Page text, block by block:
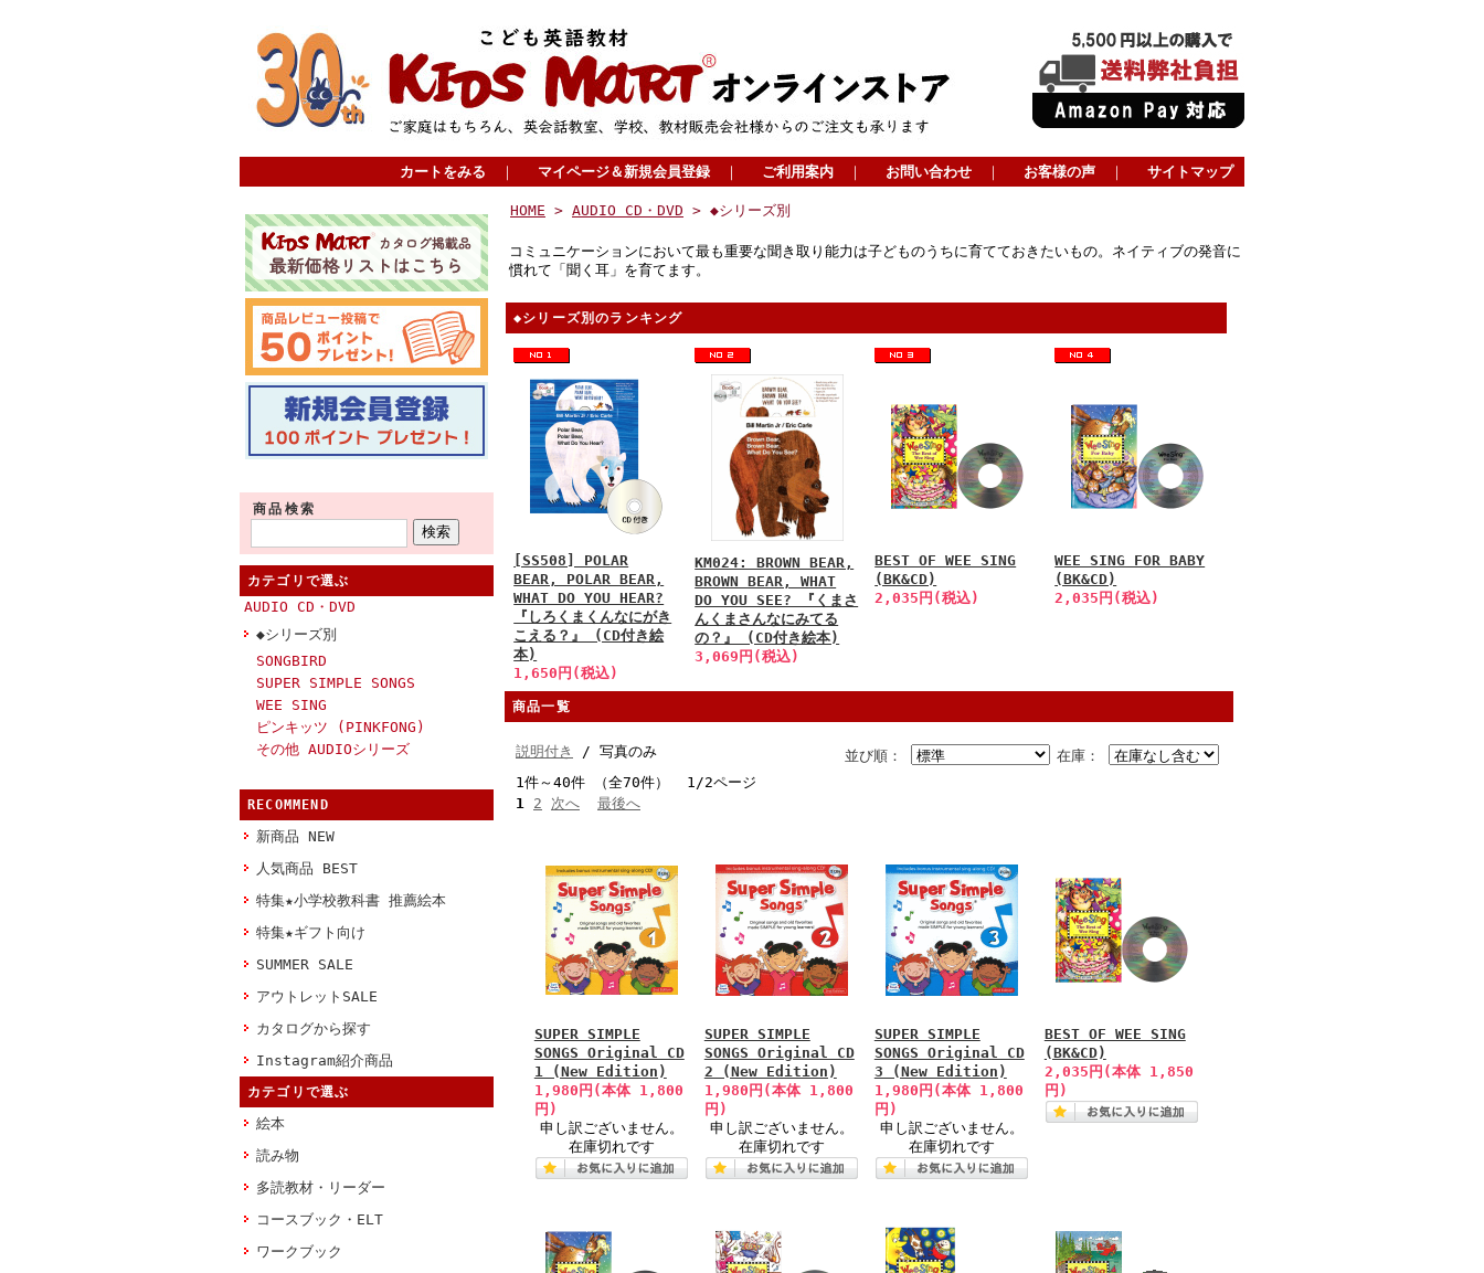
カートをみる ｜ マイページ＆新規会員登録 ｜ ご利用案内 ｜ お問い合わせ ｜ お客様の声 ｜ サイトマップ
商品検索
カテゴリで選ぶ
AUDIO CD・DVD
◆シリーズ別
SONGBIRD
SUPER SIMPLE SONGS
WEE SING
ピンキッツ (PINKFONG)
その他 AUDIOシリーズ
RECOMMEND
新商品 NEW
人気商品 BEST
特集★小学校教科書 推薦絵本
特集★ギフト向け
SUMMER SALE
アウトレットSALE
カタログから探す
Instagram紹介商品
カテゴリで選ぶ
絵本
読み物
多読教材・リーダー
コースブック・ELT
ワークブック
HOME > AUDIO CD・DVD > ◆シリーズ別
コミュニケーションにおいて最も重要な聞き取り能力は子どものうちに育てておきたいもの。ネイティブの発音に
慣れて「聞く耳」を育てます。
◆シリーズ別のランキング
[SS508] POLAR
BEAR, POLAR BEAR,
WHAT DO YOU HEAR?
『しろくまくんなにがき
こえる？』 (CD付き絵
本)
1,650円(税込)
KM024: BROWN BEAR,
BROWN BEAR, WHAT
DO YOU SEE? 『くまさ
んくまさんなにみてる
の？』 (CD付き絵本)
3,069円(税込)
BEST OF WEE SING
(BK&CD)
2,035円(税込)
WEE SING FOR BABY
(BK&CD)
2,035円(税込)
商品一覧
在庫：
並び順：
説明付き
/ 写真のみ
1件～40件 （全70件） 1/2ページ
1 2 次へ 最後へ
SUPER SIMPLE
SONGS Original CD
1 (New Edition)
1,980円(本体 1,800
円)
申し訳ございません。
在庫切れです
SUPER SIMPLE
SONGS Original CD
2 (New Edition)
1,980円(本体 1,800
円)
申し訳ございません。
在庫切れです
SUPER SIMPLE
SONGS Original CD
3 (New Edition)
1,980円(本体 1,800
円)
申し訳ございません。
在庫切れです
BEST OF WEE SING
(BK&CD)
2,035円(本体 1,850
円)